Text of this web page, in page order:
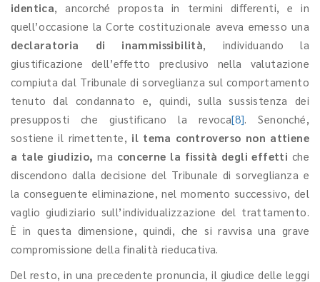
identica, ancorché proposta in termini differenti, e in
quell’occasione la Corte costituzionale aveva emesso una
declaratoria di inammissibilità, individuando la
giustificazione dell’effetto preclusivo nella valutazione
compiuta dal Tribunale di sorveglianza sul comportamento
tenuto dal condannato e, quindi, sulla sussistenza dei
presupposti che giustificano la revoca[8]. Senonché,
sostiene il rimettente, il tema controverso non attiene
a tale giudizio, ma concerne la fissità degli effetti che
discendono dalla decisione del Tribunale di sorveglianza e
la conseguente eliminazione, nel momento successivo, del
vaglio giudiziario sull’individualizzazione del trattamento.
È in questa dimensione, quindi, che si ravvisa una grave
compromissione della finalità rieducativa.
Del resto, in una precedente pronuncia, il giudice delle leggi